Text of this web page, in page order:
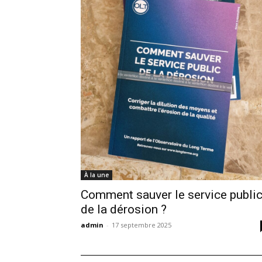
À la une
Comment sauver le service public
de la dérosion ?
admin - 17 septembre 2025